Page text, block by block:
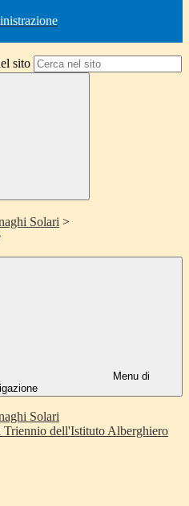
sito
Solari >
Menu di
Solari
dell'Istituto Alberghiero